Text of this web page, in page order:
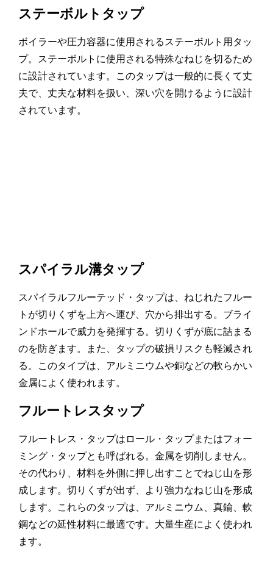
ステーボルトタップ
ボイラーや圧力容器に使用されるステーボルト用タッ
プ。ステーボルトに使用される特殊なねじを切るため
に設計されています。このタップは一般的に長くて丈
夫で、丈夫な材料を扱い、深い穴を開けるように設計
されています。
スパイラル溝タップ
スパイラルフルーテッド・タップは、ねじれたフルー
トが切りくずを上方へ運び、穴から排出する。ブライ
ンドホールで威力を発揮する。切りくずが底に詰まる
のを防ぎます。また、タップの破損リスクも軽減され
る。このタイプは、アルミニウムや銅などの軟らかい
金属によく使われます。
フルートレスタップ
フルートレス・タップはロール・タップまたはフォー
ミング・タップとも呼ばれる。金属を切削しません。
その代わり、材料を外側に押し出すことでねじ山を形
成します。切りくずが出ず、より強力なねじ山を形成
します。これらのタップは、アルミニウム、真鍮、軟
鋼などの延性材料に最適です。大量生産によく使われ
ます。